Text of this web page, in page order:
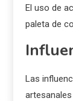
El uso de
paleta de
Las